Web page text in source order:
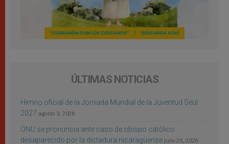
ÚLTIMAS NOTICIAS
Himno oficial de la Jornada Mundial de la Juventud Seúl
2027 agosto 3, 2026
ONU se pronuncia ante caso de obispo católico
desaparecido por la dictadura nicaragüense julio 25, 2026